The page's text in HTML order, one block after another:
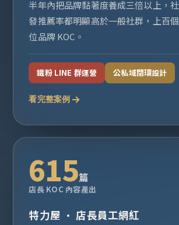
半年內把品牌黏著度養成三倍以上，
發推薦率都明顯高於一般社群，上百
位品牌 KOC。
鐵粉 LINE 群運營 公私域閉環設計
看完整案例
615篇
店長 KOC 內容產出
特力屋 · 店長員工網紅